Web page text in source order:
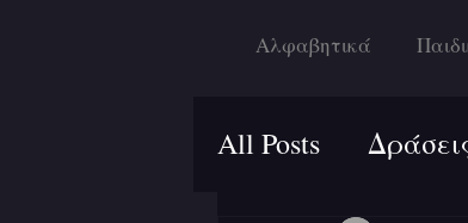
Αλφαβητικά
All Posts